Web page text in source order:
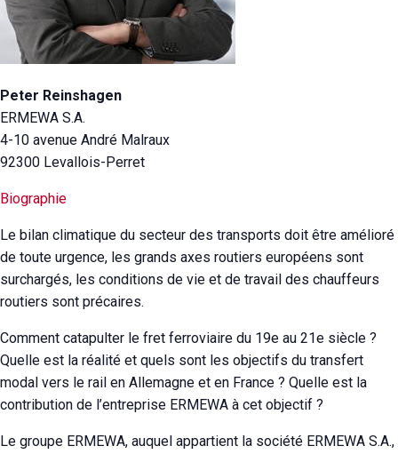
Peter Reinshagen
ERMEWA S.A.
4-10 avenue André Malraux
92300 Levallois-Perret
Biographie
Le bilan climatique du secteur des transports doit être amélioré
de toute urgence, les grands axes routiers européens sont
surchargés, les conditions de vie et de travail des chauffeurs
routiers sont précaires.
Comment catapulter le fret ferroviaire du 19e au 21e siècle ?
Quelle est la réalité et quels sont les objectifs du transfert
modal vers le rail en Allemagne et en France ? Quelle est la
contribution de l’entreprise ERMEWA à cet objectif ?
Le groupe ERMEWA, auquel appartient la société ERMEWA S.A.,